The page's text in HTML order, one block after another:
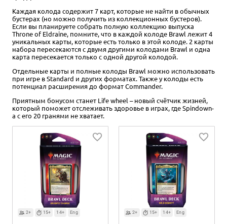
2+ 15+ 14+ Eng
MTG. Throne of Eldraine. Blue
Theme Booster
395 ₽
Уведомить о наличии
2+ 15+ 14+ Eng
MTG. Throne of Eldraine. Black
Theme Booster
495 ₽
Уведомить о наличии
2+ 15+ 14+ Eng
MTG. Throne of Eldraine. White
Theme Booster
295 ₽
Уведомить о наличии
Каждая колода содержит 7 карт, которые не найти в обычных
бустерах (но можно получить из коллекционных бустеров).
Если вы планируете собрать полную коллекцию выпуска
Throne of Eldraine, помните, что в каждой колоде Brawl лежит 4
уникальных карты, которые есть только в этой колоде. 2 карты
набора пересекаются с двумя другими колодами Brawl и одна
карта пересекается только с одной другой колодой.
Отдельные карты и полные колоды Brawl можно использовать
при игре в Standard и других форматах. Также у колоды есть
потенциал расширения до формат Commander.
Приятным бонусом станет Life wheel – новый счётчик жизней,
который поможет отслеживать здоровье в играх, где Spindown-
а с его 20 гранями не хватает.
2+ 15+ 14+ Eng 2+ 15+ 14+ Eng